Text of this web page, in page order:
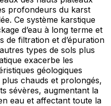
profondeurs du karst
Ce système karstique
d’eau à long terme et
de filtration et d’épuration
types de sols plus
exacerbe les
géologiques
chauds et prolongés,
sévères, augmentant la
eau et affectant toute la